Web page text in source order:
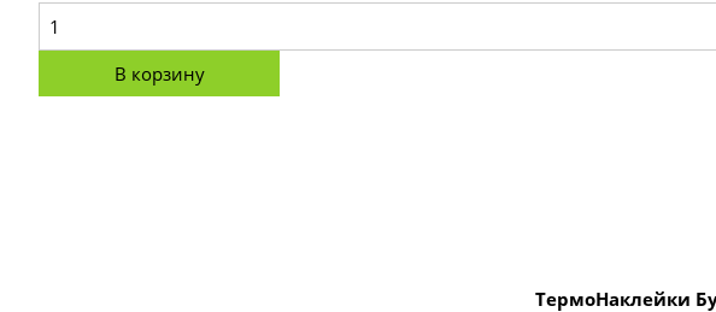
В корзину
ТермоНаклейки